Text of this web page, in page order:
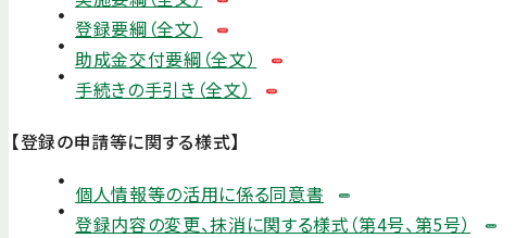
登録要綱（全文）
助成金交付要綱（全文）
手続きの手引き（全文）
【登録の申請等に関する様式】
個人情報等の活用に係る同意書
登録内容の変更、抹消に関する様式（第4号、第5号）